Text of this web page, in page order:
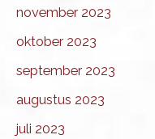
november 2023
oktober 2023
september 2023
augustus 2023
juli 2023